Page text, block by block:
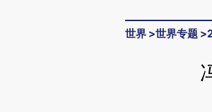
世界 >世界专题 >